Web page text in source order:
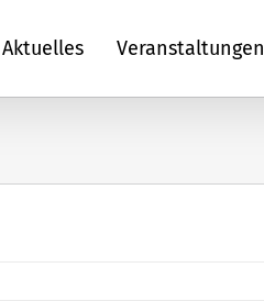
Aktuelles Veranstaltungen